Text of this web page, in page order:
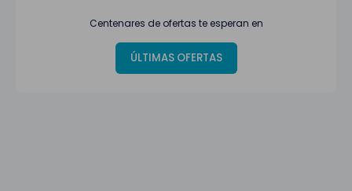
Centenares de ofertas te esperan en
ÚLTIMAS OFERTAS